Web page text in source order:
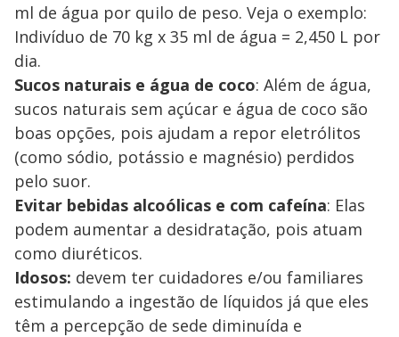
ml de água por quilo de peso. Veja o exemplo:
Indivíduo de 70 kg x 35 ml de água = 2,450 L por
dia.
Sucos naturais e água de coco: Além de água,
sucos naturais sem açúcar e água de coco são
boas opções, pois ajudam a repor eletrólitos
(como sódio, potássio e magnésio) perdidos
pelo suor.
Evitar bebidas alcoólicas e com cafeína: Elas
podem aumentar a desidratação, pois atuam
como diuréticos.
Idosos: devem ter cuidadores e/ou familiares
estimulando a ingestão de líquidos já que eles
têm a percepção de sede diminuída e